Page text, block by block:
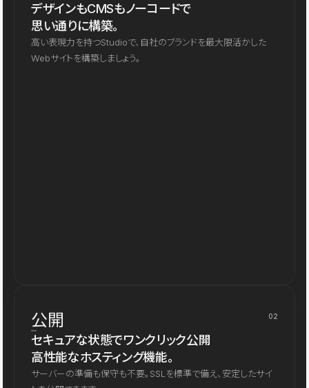
デザインもCMSもノーコードで
思い通りに構築。
高い表現力を持つStudioで、自社のブランドを最大限活かした
Webサイトを構築しましょう。
公開 02
セキュアな状態でワンクリック公開
高性能なホスティング機能。
サーバーの準備も保守も不要。SSLを標準で備え、安定したサイ